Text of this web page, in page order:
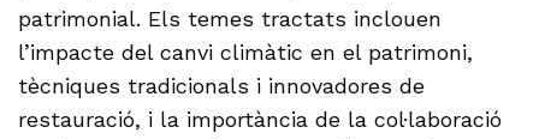
patrimonial. Els temes tractats inclouen
l’impacte del canvi climàtic en el patrimoni,
tècniques tradicionals i innovadores de
restauració, i la importància de la col·laboració